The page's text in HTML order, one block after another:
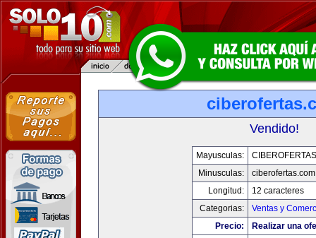
Vendido!
Mayusculas:
Minusculas:
ciberofertas.com
Longitud:
12 caracteres
Categorias:
Ventas y
Precio:
Realizar una